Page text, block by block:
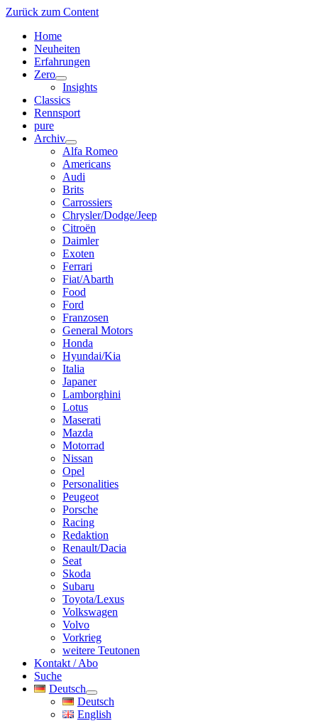
Zurück zum Content
Home
Neuheiten
Erfahrungen
Zero
Menü
öffnen
Insights
Classics
Rennsport
pure
Archiv
Menü
öffnen
Alfa Romeo
Americans
Audi
Brits
Carrossiers
Chrysler/Dodge/Jeep
Citroën
Daimler
Exoten
Ferrari
Fiat/Abarth
Food
Ford
Franzosen
General Motors
Honda
Hyundai/Kia
Italia
Japaner
Lamborghini
Lotus
Maserati
Mazda
Motorrad
Nissan
Opel
Personalities
Peugeot
Porsche
Racing
Redaktion
Renault/Dacia
Seat
Skoda
Subaru
Toyota/Lexus
Volkswagen
Volvo
Vorkrieg
weitere Teutonen
Kontakt / Abo
Suche
Deutsch
Menü
öffnen
Deutsch
English